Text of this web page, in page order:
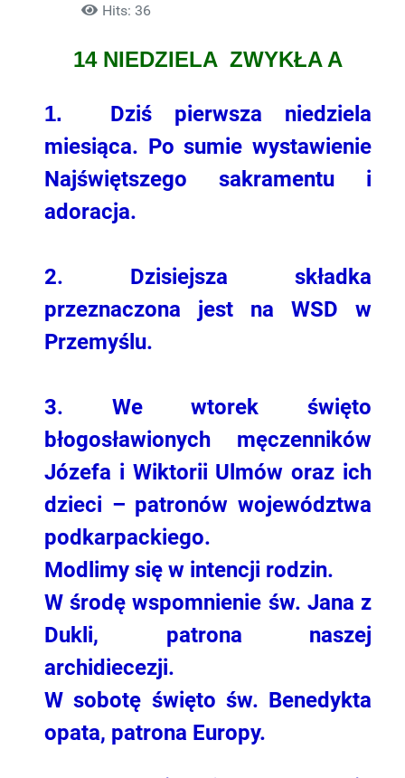
Hits: 36
14 NIEDZIELA ZWYKŁA A
1. Dziś pierwsza niedziela
miesiąca. Po sumie wystawienie
Najświętszego sakramentu i
adoracja.
2. Dzisiejsza składka
przeznaczona jest na WSD w
Przemyślu.
3. We wtorek święto
błogosławionych męczenników
Józefa i Wiktorii Ulmów oraz ich
dzieci – patronów województwa
podkarpackiego.
Modlimy się w intencji rodzin.
W środęwspomnienie św. Jana z
Dukli, patrona naszej
archidiecezji.
W sobotę święto św. Benedykta
opata, patrona Europy.